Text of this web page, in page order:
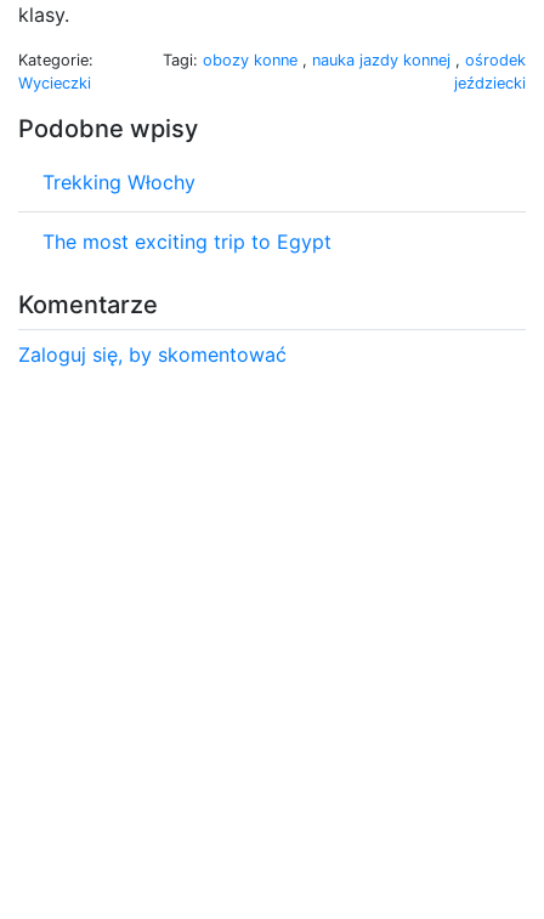
klasy.
Kategorie:
Wycieczki
Tagi: obozy konne , nauka jazdy konnej , ośrodek
jeździecki
Podobne wpisy
Trekking Włochy
The most exciting trip to Egypt
Komentarze
Zaloguj się, by skomentować